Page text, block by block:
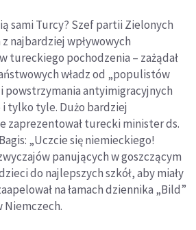
sami Turcy? Szef partii Zielonych
najbardziej wpływowych
tureckiego pochodzenia – zażądał
władz od „populistów
powstrzymania antyimigracyjnych
tylko tyle. Dużo bardziej
zaprezentował turecki minister ds.
„Uczcie się niemieckiego!
panujących w goszczącym
do najlepszych szkół, aby miały
na łamach dziennika „Bild”
Niemczech.